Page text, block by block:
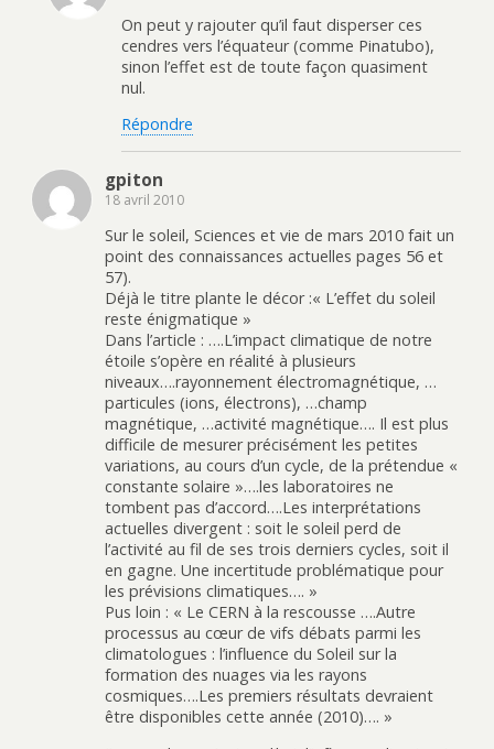
On peut y rajouter qu’il faut disperser ces
cendres vers l’équateur (comme Pinatubo),
sinon l’effet est de toute façon quasiment
nul.
Répondre
gpiton
18 avril 2010
Sur le soleil, Sciences et vie de mars 2010 fait un
point des connaissances actuelles pages 56 et
57).
Déjà le titre plante le décor :« L’effet du soleil
reste énigmatique »
Dans l’article : ….L’impact climatique de notre
étoile s’opère en réalité à plusieurs
niveaux….rayonnement électromagnétique, …
particules (ions, électrons), …champ
magnétique, …activité magnétique…. Il est plus
difficile de mesurer précisément les petites
variations, au cours d’un cycle, de la prétendue «
constante solaire »….les laboratoires ne
tombent pas d’accord….Les interprétations
actuelles divergent : soit le soleil perd de
l’activité au fil de ses trois derniers cycles, soit il
en gagne. Une incertitude problématique pour
les prévisions climatiques…. »
Pus loin : « Le CERN à la rescousse ….Autre
processus au cœur de vifs débats parmi les
climatologues : l’influence du Soleil sur la
formation des nuages via les rayons
cosmiques….Les premiers résultats devraient
être disponibles cette année (2010)…. »